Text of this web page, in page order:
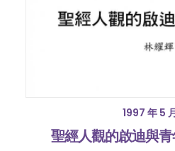
1997 年 5
聖經人觀的啟迪與